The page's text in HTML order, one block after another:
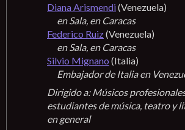
Diana Arismendi(Venezuela)
en Sala, en Caracas
Federico Ruiz(Venezuela)
en Sala, en Caracas
Silvio Mignano (Italia)
Embajador de Italia en
Dirigido a: Músicos
estudiantes de música, teatro y
en general